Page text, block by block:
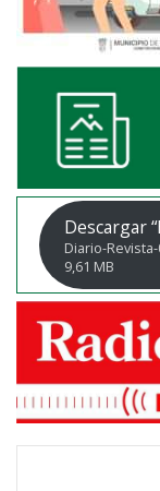
Descargar
Diario-
9,61 MB